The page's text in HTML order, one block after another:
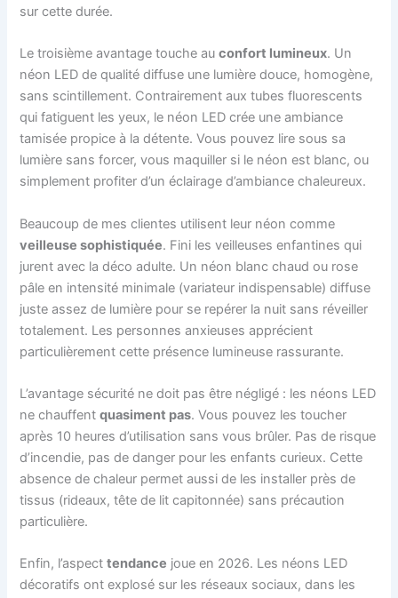
sur cette durée.
Le troisième avantage touche auconfort lumineux. Un
néon LED de qualité diffuse une lumière douce, homogène,
sans scintillement. Contrairement aux tubes fluorescents
qui fatiguent les yeux, le néon LED crée une ambiance
tamisée propice à la détente. Vous pouvez lire sous sa
lumière sans forcer, vous maquiller si le néon est blanc, ou
simplement profiter d’un éclairage d’ambiance chaleureux.
Beaucoup de mes clientes utilisent leur néon comme
veilleuse sophistiquée. Fini les veilleuses enfantines qui
jurent avec la déco adulte. Un néon blanc chaud ou rose
pâle en intensité minimale (variateur indispensable) diffuse
juste assez de lumière pour se repérer la nuit sans réveiller
totalement. Les personnes anxieuses apprécient
particulièrement cette présence lumineuse rassurante.
L’avantage sécurité ne doit pas être négligé : les néons LED
ne chauffentquasiment pas. Vous pouvez les toucher
après 10 heures d’utilisation sans vous brûler. Pas de risque
d’incendie, pas de danger pour les enfants curieux. Cette
absence de chaleur permet aussi de les installer près de
tissus (rideaux, tête de lit capitonnée) sans précaution
particulière.
Enfin, l’aspecttendance joue en 2026. Les néons LED
décoratifs ont explosé sur les réseaux sociaux, dans les